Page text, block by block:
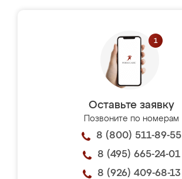
Оставьте заявку
Позвоните по номерам
8 (800) 511-89-55
8 (495) 665-24-01
8 (926) 409-68-13